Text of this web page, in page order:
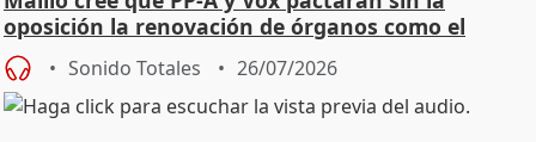
oposición la renovación de órganos como el
Defensor
Sonido Totales 26/07/2026